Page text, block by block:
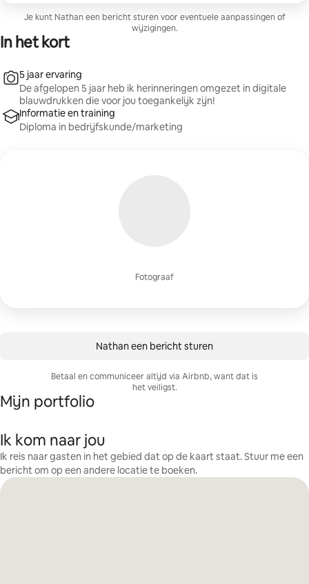
Je kunt Nathan een bericht sturen voor eventuele aanpassingen of
wijzigingen.
In het kort
Fotograaf
5 jaar ervaring
De afgelopen 5 jaar heb ik herinneringen omgezet in digitale
blauwdrukken die voor jou toegankelijk zijn!
Informatie en training
Diploma in bedrijfskunde/marketing
Nathan een bericht sturen
Betaal en communiceer altijd via Airbnb, want dat is
het veiligst.
Mijn portfolio
Ik kom naar jou
Ik reis naar gasten in het gebied dat op de kaart staat. Stuur me een
bericht om op een andere locatie te boeken.